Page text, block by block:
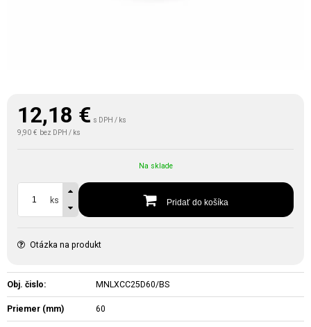
12,18 € s DPH / ks
9,90 € bez DPH / ks
Na sklade
ks Pridať do košíka
Otázka na produkt
Obj. čislo: MNLXCC25D60/BS
Priemer (mm) 60